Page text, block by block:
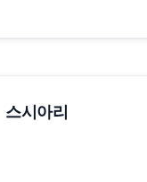
스시아리